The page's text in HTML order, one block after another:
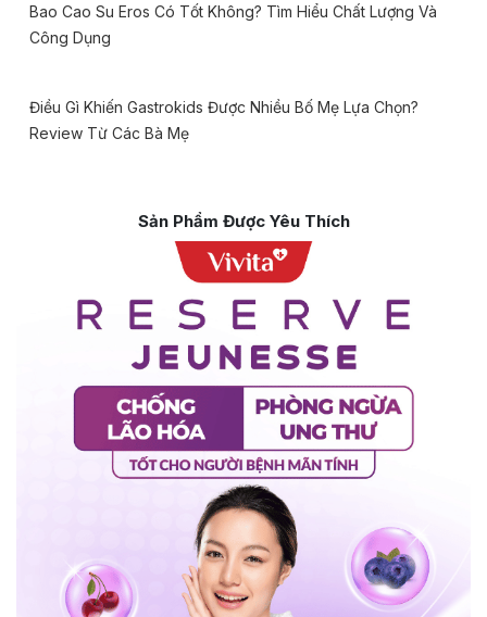
Bao Cao Su Eros Có Tốt Không? Tìm Hiểu Chất Lượng Và
Công Dụng
Điều Gì Khiến Gastrokids Được Nhiều Bố Mẹ Lựa Chọn?
Review Từ Các Bà Mẹ
Sản Phẩm Được Yêu Thích